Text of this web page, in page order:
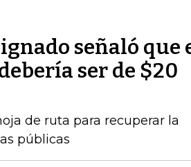
señaló que
ser de $20
de ruta para recuperar la
públicas